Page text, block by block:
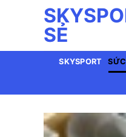
dung
SẺ
SKYSPORT